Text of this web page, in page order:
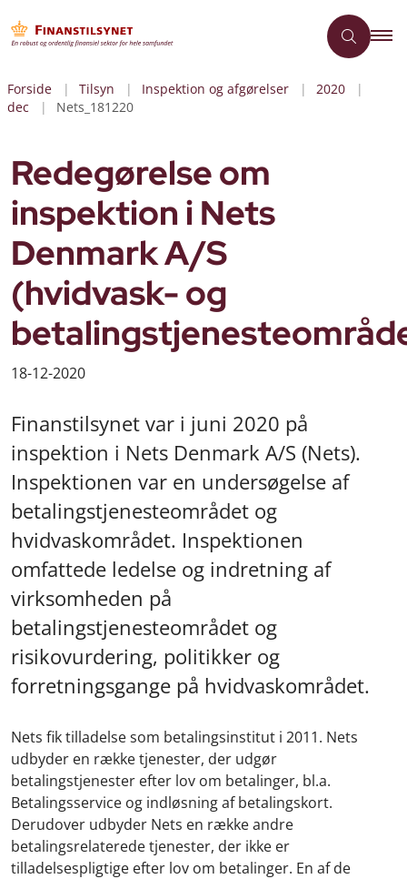
Forside Tilsyn Inspektion og afgørelser
2020
dec
Nets_181220
Redegørelse om
inspektion i Nets
Denmark A/S
(hvidvask- og
18-12-2020
Finanstilsynet var i juni 2020 på
inspektion i Nets Denmark A/S (Nets).
Inspektionen var en undersøgelse af
betalingstjenesteområdet og
hvidvaskområdet. Inspektionen
omfattede ledelse og indretning af
virksomheden på
betalingstjenesteområdet og
risikovurdering, politikker og
forretningsgange på hvidvaskområdet.
Nets fik tilladelse som betalingsinstitut i 2011. Nets
udbyder en række tjenester, der udgør
betalingstjenester efter lov om betalinger, bl.a.
Betalingsservice og indløsning af betalingskort.
Derudover udbyder Nets en række andre
betalingsrelaterede tjenester, der ikke er
tilladelsespligtige efter lov om betalinger. En af de